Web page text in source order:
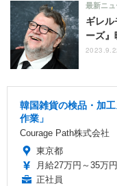
ギレル
ーズ』
最新ニュ
韓国雑貨の検品・加
作業」
Courage Path株式会社
東京都
月給27万円～35万円
正社員